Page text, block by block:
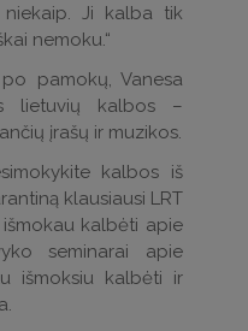
Ji kalba tik
nemoku.“
pamokų, Vanesa
lietuvių kalbos –
įrašų ir muzikos.
kalbos iš
klausiausi LRT
kalbėti apie
seminarai apie
išmoksiu kalbėti ir